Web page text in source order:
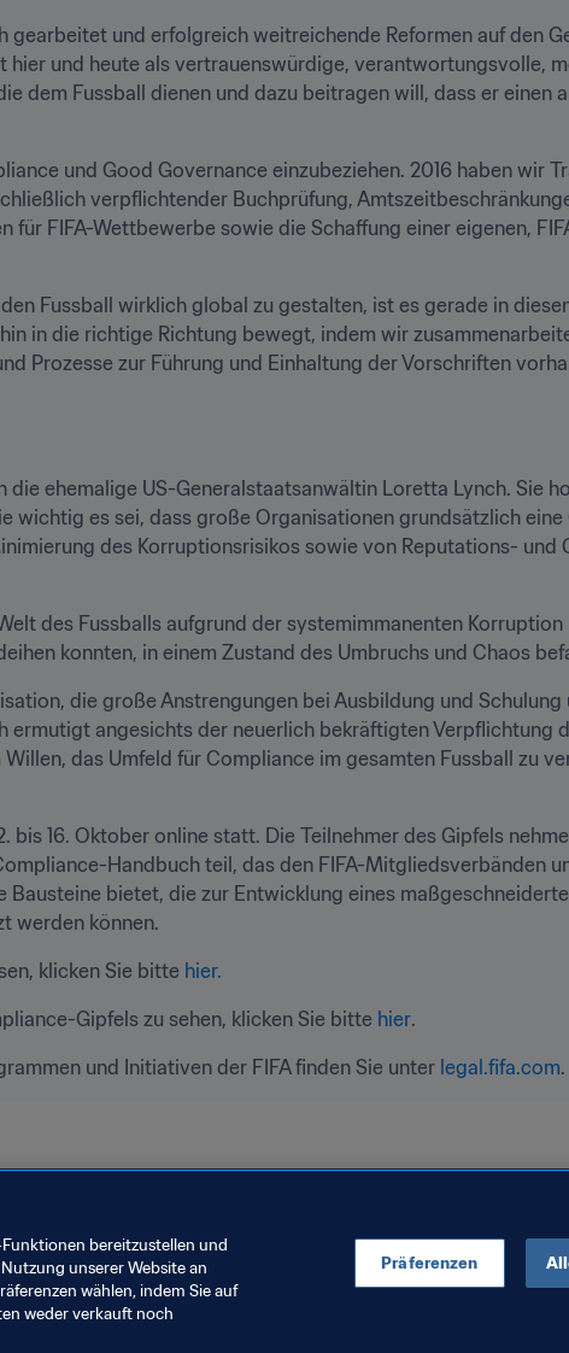
gearbeitet und erfolgreich weitreichende Reformen auf den
hier und heute als vertrauenswürdige, verantwortungsvolle,
dem Fussball dienen und dazu beitragen will, dass er einen
und Good Governance einzubeziehen. 2016 haben wir
verpflichtender Buchprüfung,
für FIFA-Wettbewerbe sowie die Schaffung einer eigenen,
Fussball wirklich global zu gestalten, ist es gerade in
in die richtige Richtung bewegt, indem wir
Prozesse zur Führung und Einhaltung der Vorschriften
ehemalige US-Generalstaatsanwältin Loretta Lynch. Sie
wichtig es sei, dass große Organisationen grundsätzlich
des Korruptionsrisikos sowie von Reputations- und
des Fussballs aufgrund der systemimmanenten Korruption
konnten, in einem Zustand des Umbruchs und Chaos
die große Anstrengungen bei Ausbildung und
ermutigt angesichts der neuerlich bekräftigten Verpflichtung
das Umfeld für Compliance im gesamten Fussball zu
bis 16. Oktober online statt. Die Teilnehmer des Gipfels
Handbuch teil, das den FIFA-Mitgliedsverbänden
bietet, die zur Entwicklung eines
werden können.
klicken Sie bitte hier.
Gipfels zu sehen, klicken Sie bitte hier.
und Initiativen der FIFA finden Sie unter legal.fifa.com.
bereitzustellen und
unserer Website an
wählen, indem Sie auf
weder verkauft noch
Präferenzen